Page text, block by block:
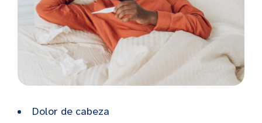
Dolor de cabeza